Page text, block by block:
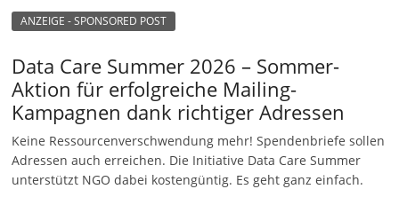
ANZEIGE - SPONSORED POST
Data Care Summer 2026 – Sommer-
Aktion für erfolgreiche Mailing-
Kampagnen dank richtiger Adressen
Keine Ressourcenverschwendung mehr! Spendenbriefe sollen
Adressen auch erreichen. Die Initiative Data Care Summer
unterstützt NGO dabei kostengüntig. Es geht ganz einfach.